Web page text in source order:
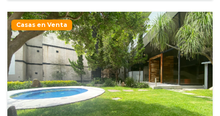
Casas en Venta